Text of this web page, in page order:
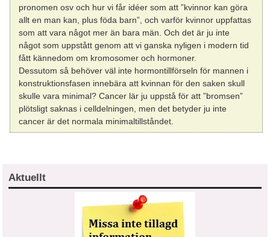
pronomen osv och hur vi får idéer som att ”kvinnor kan göra
allt en man kan, plus föda barn”, och varför kvinnor uppfattas
som att vara något mer än bara män. Och det är ju inte
något som uppstått genom att vi ganska nyligen i modern tid
fått kännedom om kromosomer och hormoner.
Dessutom så behöver väl inte hormontillförseln för mannen i
konstruktionsfasen innebära att kvinnan för den saken skull
skulle vara minimal? Cancer lär ju uppstå för att ”bromsen”
plötsligt saknas i celldelningen, men det betyder ju inte
cancer är det normala minimaltillståndet.
Aktuellt